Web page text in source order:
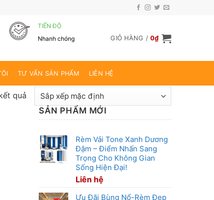
TIẾN ĐỘ
Nhanh chóng
GIỎ HÀNG /0₫
TƯ VẤN SẢN PHẨM LIÊN HỆ
quả
SẢN PHẨM MỚI
Rèm Vải Tone Xanh Dương
Đậm – Điểm Nhấn Sang
Trọng Cho Không Gian
Sống Hiện Đại!
Liên hệ
Ưu Đãi Bùng Nổ-Rèm Đẹp